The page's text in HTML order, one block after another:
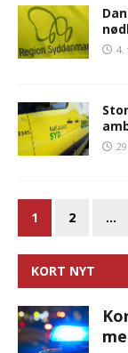
4.
1 2 …
KORT NYT